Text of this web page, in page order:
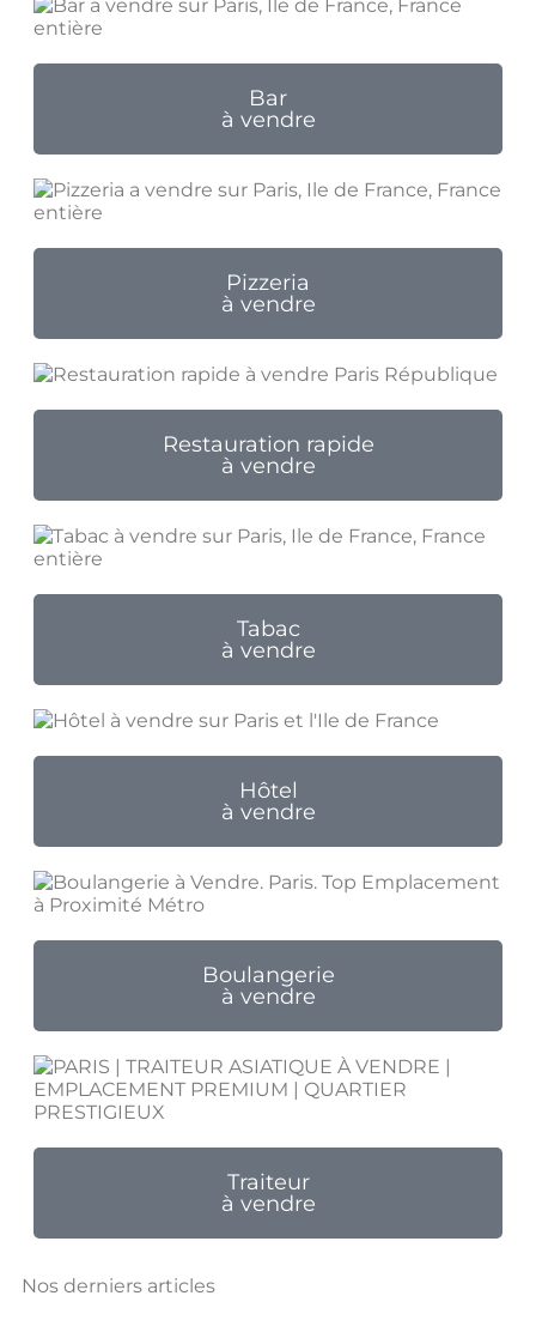
Bar
à vendre
Pizzeria
à vendre
Restauration rapide
à vendre
Tabac
à vendre
Hôtel
à vendre
Boulangerie
à vendre
Traiteur
à vendre
Nos derniers articles